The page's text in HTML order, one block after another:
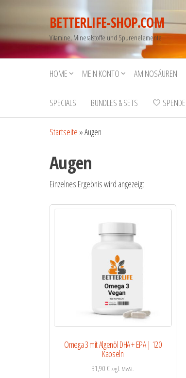
BETTERLIFE-SHOP.COM
Vitamine, Mineralstoffe und Spurenelemente
HOME MEIN KONTO AMINOSÄUREN
SPECIALS BUNDLES & SETS 🤍
Startseite »Augen
Augen
Einzelnes Ergebnis wird angezeigt
Omega 3 mit Algenöl DHA + EPA | 120
Kapseln
31,90€ zzgl. MwSt.